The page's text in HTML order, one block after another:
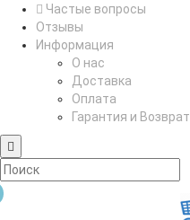
Частые вопросы
Отзывы
Информация
О нас
Доставка
Оплата
Гарантия и Возврат